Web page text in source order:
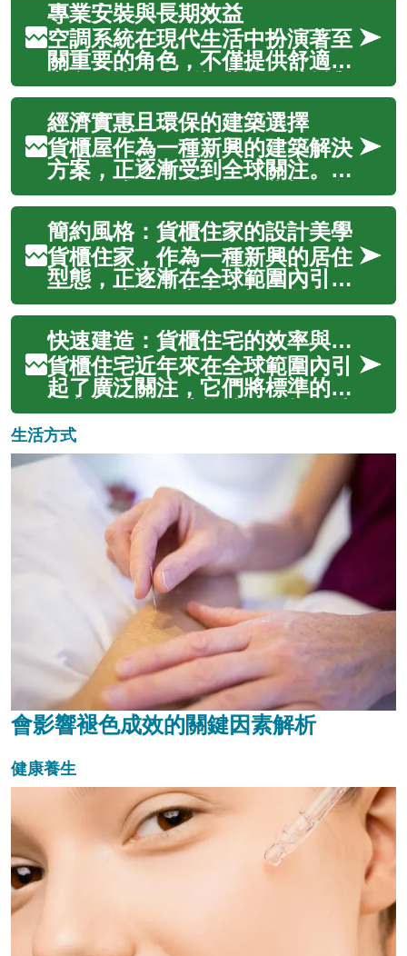
專業安裝與長期效益
空調系統在現代生活中扮演著至
關重要的角色，不僅提供舒適的
室內環境，也影響著能源消耗與
居住品質。選擇專業的空調安裝
服務，是確保系統高效運作、延
長使用壽命並實現長期效益的關
鍵。從初始的設備選型到精準的
安裝流程，每一個環節都直接關
係到空調的...
經濟實惠且環保的建築選擇
貨櫃屋作為一種新興的建築解決
方案，正逐漸受到全球關注。它
將廢棄或使用過的運輸貨櫃轉化
為功能性住宅，不僅提供了一種
經濟實惠的房屋選擇，更體現了
對環境友善的承諾。這種創新的
居住方式結合了模組化建造的效
率、設計的靈活性以及對永續發
展的追求，...
簡約風格：貨櫃住家的設計美學
貨櫃住家，作為一種新興的居住
型態，正逐漸在全球範圍內引起
關注。這種將廢棄貨櫃轉化為現
代居所的創新概念，不僅展現了
獨特的工業美學，更提供了一種
對傳統建築模式的重新思考。其
簡約而實用的設計，結合了永續
發展的理念，為追求創意與環保
生活的人們...
快速建造：貨櫃住宅的效率與優勢
貨櫃住宅近年來在全球範圍內引
起了廣泛關注，它們將標準的運
輸貨櫃轉化為功能性且風格獨特
的居住空間。這種創新的建築方
法不僅提供了一種快速建造房屋
的途徑，還展現了其在永續性、
成本效益和設計靈活性方面的顯
著優勢，為傳統住宅市場提供了
一個引人注...
生活方式
會影響褪色成效的關鍵因素解析
健康養生